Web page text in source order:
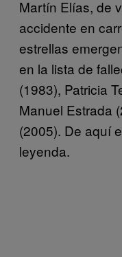
Martín Elías, de
accidente en
estrellas
en la lista de
(1983), Patricia
Manuel Estrada
(2005). De aquí
leyenda.